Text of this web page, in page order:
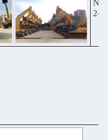
2-3